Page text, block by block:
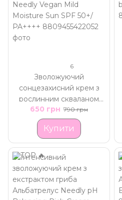
6
Зволожуючий
сонцезахисний крем з
рослинним скваланом
Needly Vegan Mild
Moisture Sun SPF 50+/
PA++++
650 грн 790 грн
Купити